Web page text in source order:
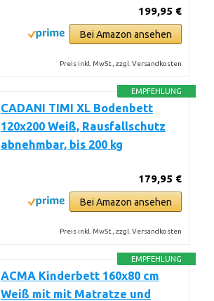
199,95 €
Bei Amazon ansehen
Preis inkl. MwSt., zzgl. Versandkosten
EMPFEHLUNG
CADANI TIMI XL Bodenbett
120x200 Weiß, Rausfallschutz
abnehmbar, bis 200 kg
179,95 €
Bei Amazon ansehen
Preis inkl. MwSt., zzgl. Versandkosten
EMPFEHLUNG
ACMA Kinderbett 160x80 cm
Weiß mit mit Matratze und